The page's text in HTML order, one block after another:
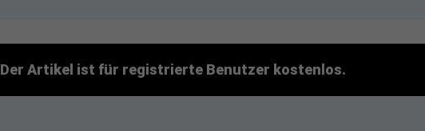
Der Artikel ist für registrierte Benutzer kostenlos.